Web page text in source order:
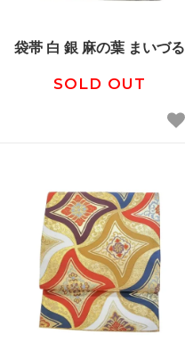
袋帯 白 銀 麻の葉 まいづる
SOLD OUT